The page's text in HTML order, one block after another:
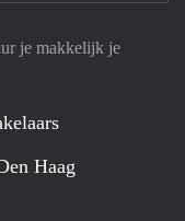
je makkelijk je
Haag